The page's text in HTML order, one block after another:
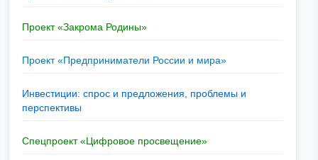
Проект «Закрома Родины»
Проект «Предприниматели России и мира»
Инвестиции: спрос и предложения, проблемы и
перспективы
Спецпроект «Цифровое просвещение»